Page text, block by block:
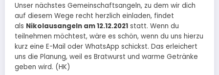
Unser nächstes Gemeinschaftsangeln, zu dem wir dich
auf diesem Wege recht herzlich einladen, findet
als Nikolausangeln am 12.12.2021 statt. Wenn du
teilnehmen möchtest, wäre es schön, wenn du uns hierzu
kurz eine E-Mail oder WhatsApp schickst. Das erleichert
uns die Planung, weil es Bratwurst und warme Getränke
geben wird. (HK)